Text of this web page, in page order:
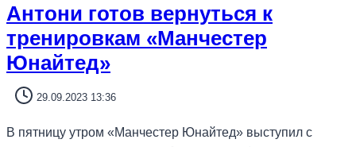
Антони готов вернуться к
тренировкам «Манчестер
Юнайтед»
29.09.2023 13:36
В пятницу утром «Манчестер Юнайтед» выступил с